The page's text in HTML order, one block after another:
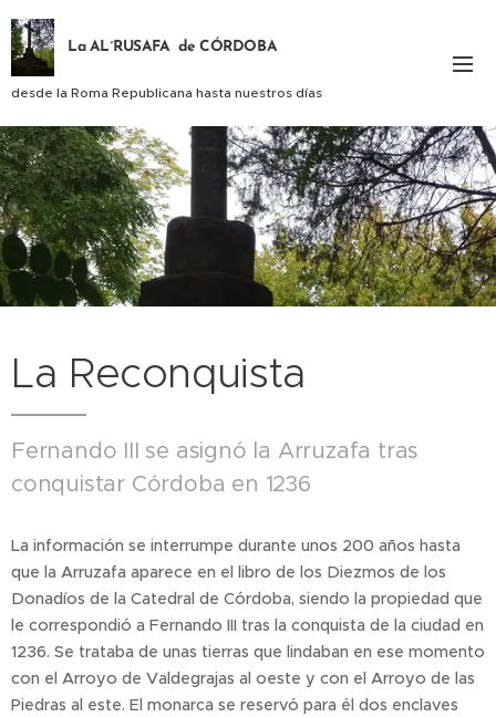
La AL´RUSAFA de CÓRDOBA
desde la Roma Republicana hasta nuestros días
La Reconquista
Fernando III se asignó la Arruzafa tras
conquistar Córdoba en 1236
La información se interrumpe durante unos 200 años hasta
que la Arruzafa aparece en el libro de los Diezmos de los
Donadíos de la Catedral de Córdoba, siendo la propiedad que
le correspondió a Fernando III tras la conquista de la ciudad en
1236. Se trataba de unas tierras que lindaban en ese momento
con el Arroyo de Valdegrajas al oeste y con el Arroyo de las
Piedras al este. El monarca se reservó para él dos enclaves